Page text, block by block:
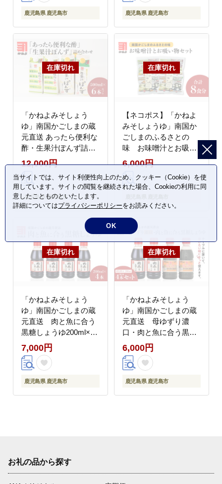
鹿児島県 鹿児島市 鹿児島県 鹿児島市
「かねよみそしょう
ゆ」南国かごしまの蔵
元直送 あったら便利な
酢・生果汁ぽんず詰め
合わせ 6本セット
K058-011
12,000円
鹿児島県 鹿児島市
【ネコポス】「かねよ
みそしょうゆ」南国か
ごしまのふるさとの
味 お味噌汁とお吸い
物セット K058-013
6,000円
「かねよみそしょう
ゆ」南国かごしまの蔵
元直送 肉と魚に合う
黒糖しょうゆ200ml×4
本セット K058-015
7,000円
鹿児島県 鹿児島市
「かねよみそしょう
ゆ」南国かごしまの蔵
元直送 母ゆずり濃
口・肉と魚に合う黒糖
しょうゆ 卓上ボトル
200ml各2本（計4本セ
ット） K058-016
6,000円
鹿児島県 鹿児島市
お礼の品から探す
当サイトでは、サイト利便性向上のため、クッキー（Cookie）を使
用しています。サイトの閲覧を継続された場合、Cookieの利用に同
意したことものといたします。
詳細についてはプライバシーポリシーをお読みください。
OK